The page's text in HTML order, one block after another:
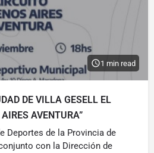
1 min read
DE VILLA GESELL EL
AVENTURA”
Deportes de la Provincia de
con la Dirección de